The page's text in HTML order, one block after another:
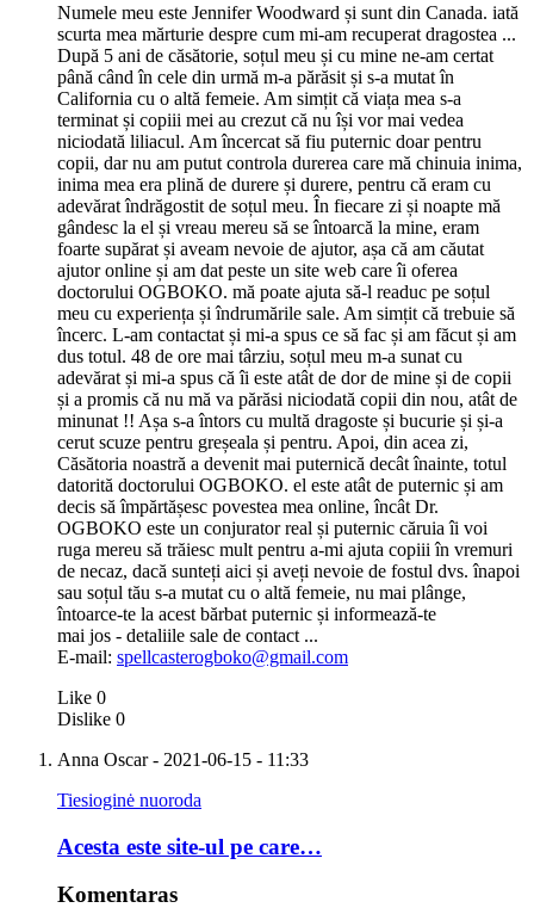
Numele meu este Jennifer Woodward și sunt din Canada. iată
scurta mea mărturie despre cum mi-am recuperat dragostea ...
După 5 ani de căsătorie, soțul meu și cu mine ne-am certat
până când în cele din urmă m-a părăsit și s-a mutat în
California cu o altă femeie. Am simțit că viața mea s-a
terminat și copiii mei au crezut că nu își vor mai vedea
niciodată liliacul. Am încercat să fiu puternic doar pentru
copii, dar nu am putut controla durerea care mă chinuia inima,
inima mea era plină de durere și durere, pentru că eram cu
adevărat îndrăgostit de soțul meu. În fiecare zi și noapte mă
gândesc la el și vreau mereu să se întoarcă la mine, eram
foarte supărat și aveam nevoie de ajutor, așa că am căutat
ajutor online și am dat peste un site web care îi oferea
doctorului OGBOKO. mă poate ajuta să-l readuc pe soțul
meu cu experiența și îndrumările sale. Am simțit că trebuie să
încerc. L-am contactat și mi-a spus ce să fac și am făcut și am
dus totul. 48 de ore mai târziu, soțul meu m-a sunat cu
adevărat și mi-a spus că îi este atât de dor de mine și de copii
și a promis că nu mă va părăsi niciodată copii din nou, atât de
minunat !! Așa s-a întors cu multă dragoste și bucurie și și-a
cerut scuze pentru greșeala și pentru. Apoi, din acea zi,
Căsătoria noastră a devenit mai puternică decât înainte, totul
datorită doctorului OGBOKO. el este atât de puternic și am
decis să împărtășesc povestea mea online, încât Dr.
OGBOKO este un conjurator real și puternic căruia îi voi
ruga mereu să trăiesc mult pentru a-mi ajuta copiii în vremuri
de necaz, dacă sunteți aici și aveți nevoie de fostul dvs. înapoi
sau soțul tău s-a mutat cu o altă femeie, nu mai plânge,
întoarce-te la acest bărbat puternic și informează-te
mai jos - detaliile sale de contact ...
E-mail: spellcasterogboko@gmail.com
Like 0
Dislike 0
Anna Oscar- 2021-06-15 - 11:33
Tiesioginė nuoroda
Acesta este site-ul pe care…
Komentaras